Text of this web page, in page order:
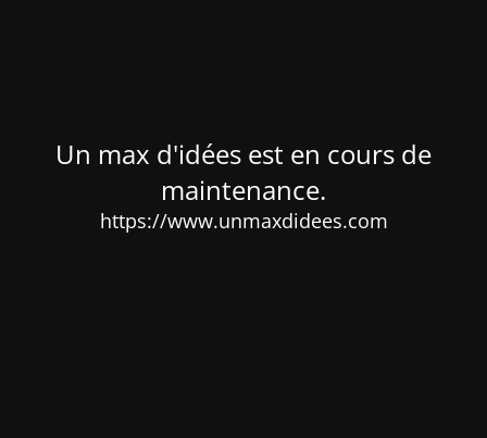
Un max d'idées est en cours de
maintenance.
https://www.unmaxdidees.com